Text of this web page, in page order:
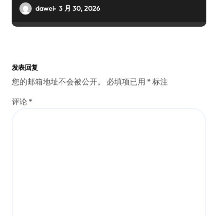
dawei 3 月 30, 2026
发表回复
您的邮箱地址不会被公开。 必填项已用 * 标注
评论 *